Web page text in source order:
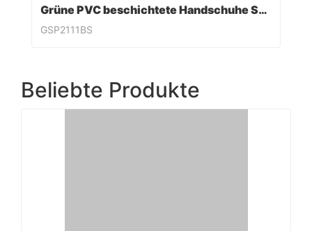
Grüne PVC beschichtete Handschuhe Sandy Finish
GSP2111BS
Beliebte Produkte